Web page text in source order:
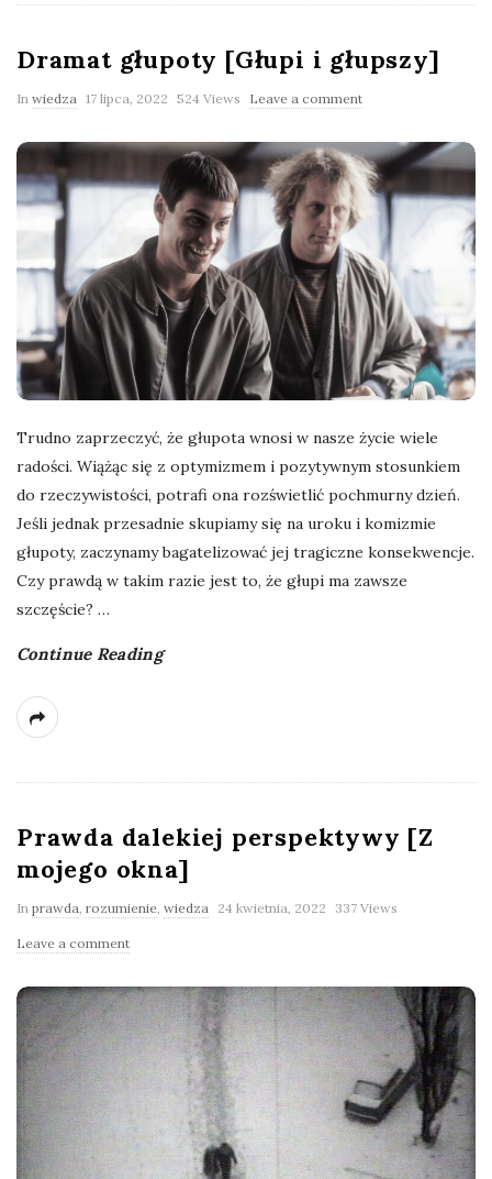
Dramat głupoty [Głupi i głupszy]
In wiedza 17 lipca, 2022 524 Views Leave a comment
Trudno zaprzeczyć, że głupota wnosi w nasze życie wiele
radości. Wiążąc się z optymizmem i pozytywnym stosunkiem
do rzeczywistości, potrafi ona rozświetlić pochmurny dzień.
Jeśli jednak przesadnie skupiamy się na uroku i komizmie
głupoty, zaczynamy bagatelizować jej tragiczne konsekwencje.
Czy prawdą w takim razie jest to, że głupi ma zawsze
szczęście? …
Continue Reading
Prawda dalekiej perspektywy [Z
mojego okna]
In prawda rozumienie wiedza 24 kwietnia, 2022 337 Views
Leave a comment